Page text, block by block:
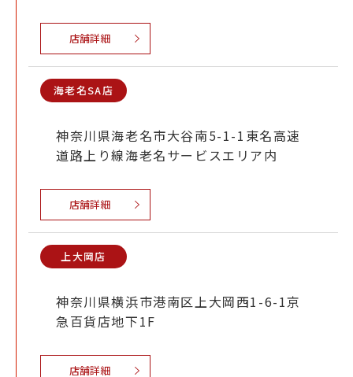
店舗詳細
海老名SA店
神奈川県海老名市大谷南5-1-1東名高速
道路上り線海老名サービスエリア内
店舗詳細
上大岡店
神奈川県横浜市港南区上大岡西1-6-1京
急百貨店地下1F
店舗詳細